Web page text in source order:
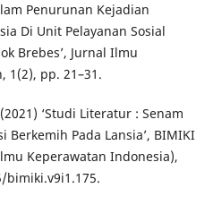
Penurunan Kejadian
Di Unit Pelayanan Sosial
Brebes’, Jurnal Ilmu
1(2), pp. 21–31.
‘Studi Literatur : Senam
Berkemih Pada Lansia’, BIMIKI
Keperawatan Indonesia),
bimiki.v9i1.175.